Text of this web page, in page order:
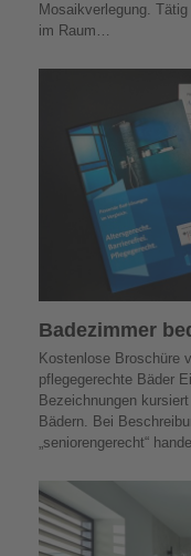
Mosaikverlegung.
im Raum…
Badezimmer
Kostenlose Broschüre
pflegegerechte Bäder
Bezeichnungen
Bädern. Bei
„seniorengerecht“